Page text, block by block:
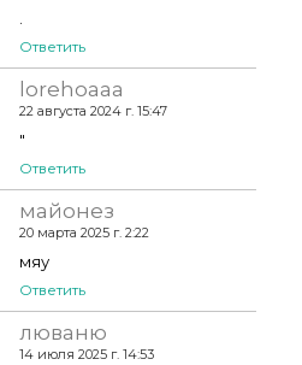
Ответить
lorehoaaa
22 августа 2024 г. 15:47
"
Ответить
майонез
20 марта 2025 г. 2:22
мяу
Ответить
люваню
14 июля 2025 г. 14:53